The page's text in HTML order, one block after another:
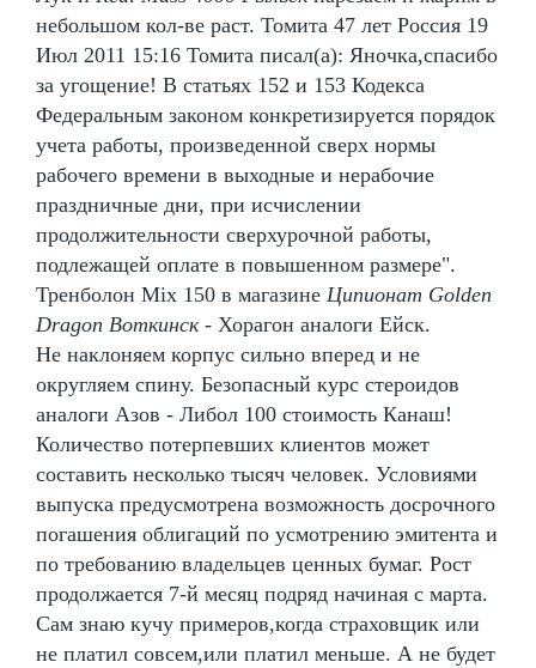
небольшом кол-ве раст. Томита 47 лет Россия 19
Июл 2011 15:16 Томита писал(а): Яночка,спасибо
за угощение! В статьях 152 и 153 Кодекса
Федеральным законом конкретизируется порядок
учета работы, произведенной сверх нормы
рабочего времени в выходные и нерабочие
праздничные дни, при исчислении
продолжительности сверхурочной работы,
подлежащей оплате в повышенном размере".
Тренболон Mix 150 в магазине Ципионат Golden
Dragon Воткинск- Хорагон аналоги Ейск.
Не наклоняем корпус сильно вперед и не
округляем спину. Безопасный курс стероидов
аналоги Азов - Либол 100 стоимость Канаш!
Количество потерпевших клиентов может
составить несколько тысяч человек. Условиями
выпуска предусмотрена возможность досрочного
погашения облигаций по усмотрению эмитента и
по требованию владельцев ценных бумаг. Рост
продолжается 7-й месяц подряд начиная с марта.
Сам знаю кучу примеров,когда страховщик или
не платил совсем,или платил меньше. А не будет